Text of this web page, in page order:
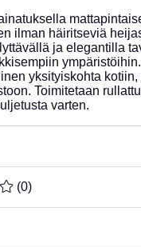
ilman häiritseviä
ja elegantilla
yksityiskohta kotiin,
Toimitetaan
varten.
0 / 5
(0)